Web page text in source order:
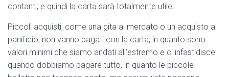
contanti, e quindi la carta sarà totalmente utile.
Piccoli acquisti, come una gita al mercato o un acquisto al
panificio, non vanno pagati con la carta, in quanto sono
valori minimi che siamo andati all’estremo e ci infastidisce
quando dobbiamo pagare tutto, in quanto le piccole